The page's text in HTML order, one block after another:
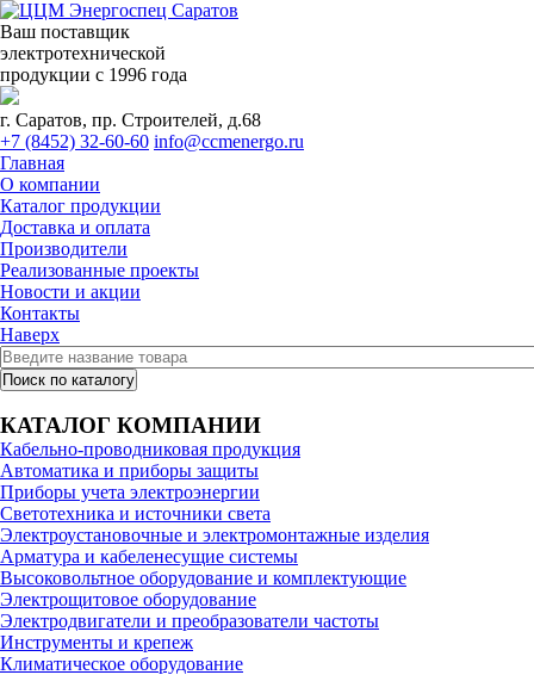
Ваш поставщик
электротехнической
продукции с 1996 года
г. Саратов, пр. Строителей, д.68
+7 (8452) 32-60-60 info@ccmenergo.ru
Главная
О компании
Каталог продукции
Доставка и оплата
Производители
Реализованные проекты
Новости и акции
Контакты
Наверх
КАТАЛОГ КОМПАНИИ
Кабельно-проводниковая продукция
Автоматика и приборы защиты
Приборы учета электроэнергии
Светотехника и источники света
Электроустановочные и электромонтажные изделия
Арматура и кабеленесущие системы
Высоковольтное оборудование и комплектующие
Электрощитовое оборудование
Электродвигатели и преобразователи частоты
Инструменты и крепеж
Климатическое оборудование